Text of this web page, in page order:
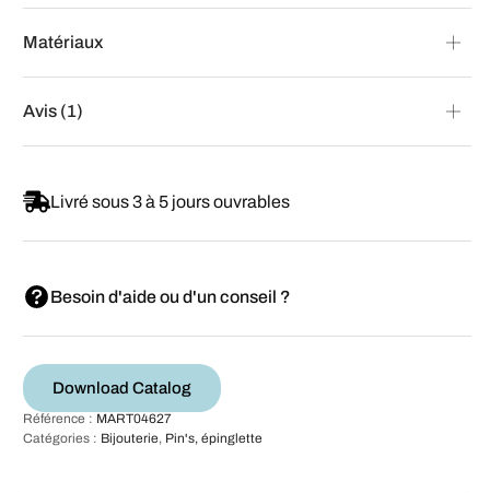
Matériaux
Avis (1)
Livré sous 3 à 5 jours ouvrables
Besoin d'aide ou d'un conseil ?
Download Catalog
Référence : MART04627
Catégories : Bijouterie, Pin's, épinglette